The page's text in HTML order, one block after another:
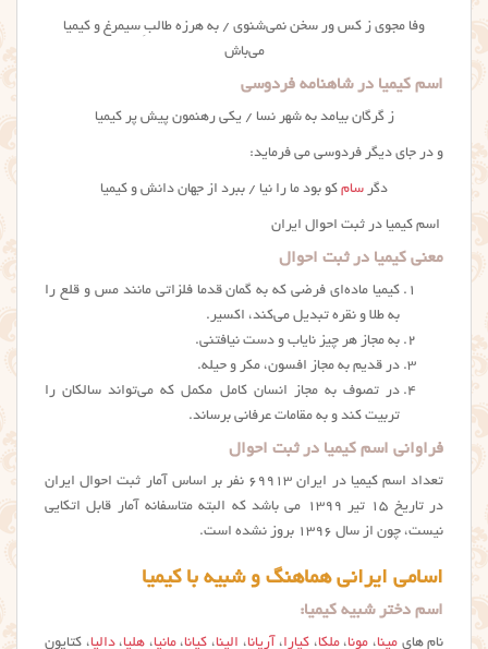
وفا مجوی ز کس ور سخن نمی‌شنوی / به هرزه طالبِ سیمرغ و کیمیا
می‌باش
اسم کیمیا در شاهنامه فردوسی
ز گرگان بیامد به شهر نسا / یکی رهنمون پیش پرکیمیا
و در جای دیگر فردوسی می فرماید:
دگر سام کو بود ما را نیا / ببرد از جهان دانش و کیمیا
اسم کیمیا در ثبت احوال ایران
معنی کیمیا در ثبت احوال
كيميا ماده‌ای فرضی كه به گمان قدما فلزاتی مانند مس و قلع را
به طلا و نقره تبدیل می‌كند، اکسیر.
به مجاز هر چیز نایاب و دست نیافتنی.
در قدیم به مجاز افسون، مکر و حیله.
در تصوف به مجاز انسان کامل مکمل كه می‌تواند سالکان را
تربیت كند و به مقامات عرفانی برساند.
فراوانی اسم کیمیا در ثبت احوال
تعداد اسم کیمیا در ایران ۶۹۹۱۳ نفر بر اساس آمار ثبت احوال ایران
در تاریخ ۱۵ تیر ۱۳۹۹ می باشد که البته متاسفانه آمار قابل اتکایی
نیست، چون از سال ۱۳۹۶ بروز نشده است.
اسامی ایرانی هماهنگ و شبیه با کیمیا
اسم دختر شبیه کیمیا:
نام هایمینا، مونا،ملکا، کیارا، آریانا، الینا، کیانا،مانیا، هلیا،دالیا، کتایون